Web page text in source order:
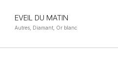
EVEIL DU MATIN
Autres, Diamant, Or blanc